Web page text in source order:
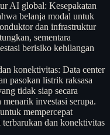
AI global: Kesepakatan
belanja modal untuk
dan infrastruktur
sementara
berisiko kehilangan
konektivitas: Data center
pasokan listrik raksasa
tidak siap secara
investasi serupa.
mempercepat
dan konektivitas